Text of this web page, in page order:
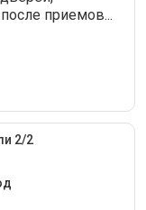
приемов...
2/2